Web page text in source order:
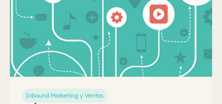
Inbound Marketing y Ventas